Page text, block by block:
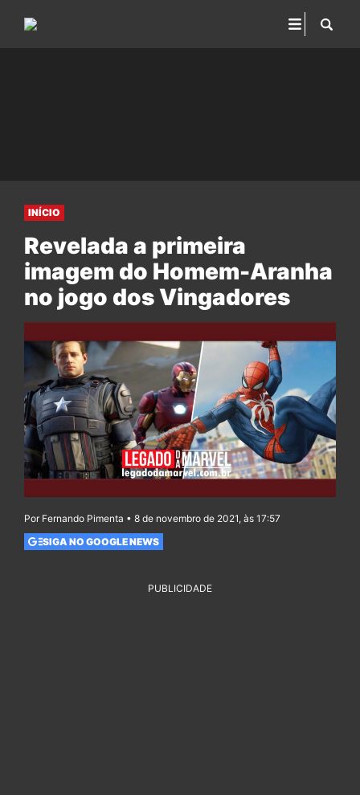
INÍCIO
Revelada a primeira
imagem do Homem-Aranha
no jogo dos Vingadores
Por Fernando Pimenta • 8 de novembro de 2021, às 17:57
SIGA NO GOOGLE NEWS
PUBLICIDADE